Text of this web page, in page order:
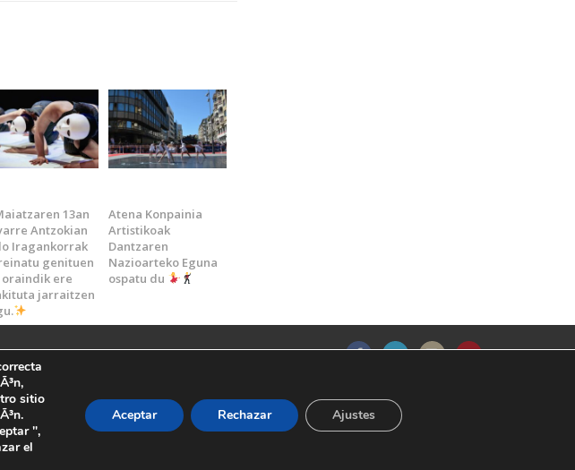
13an
Antzokian
Iragankorrak
genituen
oraindik ere
jarraitzen
Atena Konpainia
Artistikoak
Dantzaren
Nazioarteko Eguna
ospatu du
sitio
",
el
Aceptar Rechazar Ajustes